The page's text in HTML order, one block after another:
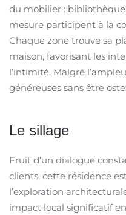
du mobilier :
mesure participent à la
Chaque zone trouve sa
maison, favorisant les
l’intimité. Malgré
généreuses sans être
Le sillage
Fruit d’un dialogue
clients, cette résidence
l’exploration
impact local significatif